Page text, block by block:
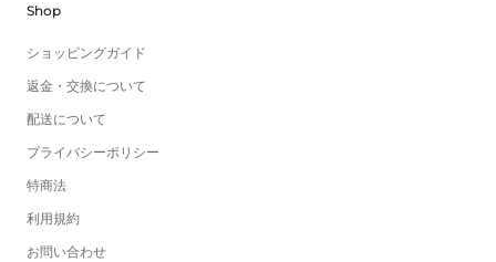
Shop
ショッピングガイド
返金・交換について
配送について
プライバシーポリシー
特商法
利用規約
お問い合わせ